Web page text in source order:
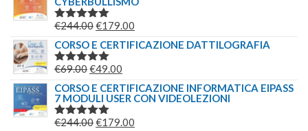
ORIGINALE
ERA:
ATTUALE
VALUTATO
€244.00IL
PREZZO
ORIGINALE
ERA:
€244.00.
€179.00
PREZZO
€179.00.
CORSO E CERTIFICAZIONE DATTILOGRAFIA
VALUTATO
€69.00IL
PREZZO
ORIGINALE
ERA:
€49.00
PREZZO
ATTUALE
È:
CORSO E CERTIFICAZIONE INFORMATICA EIPASS
7 MODULI USER CON VIDEOLEZIONI
VALUTATO
€244.00IL
€179.00